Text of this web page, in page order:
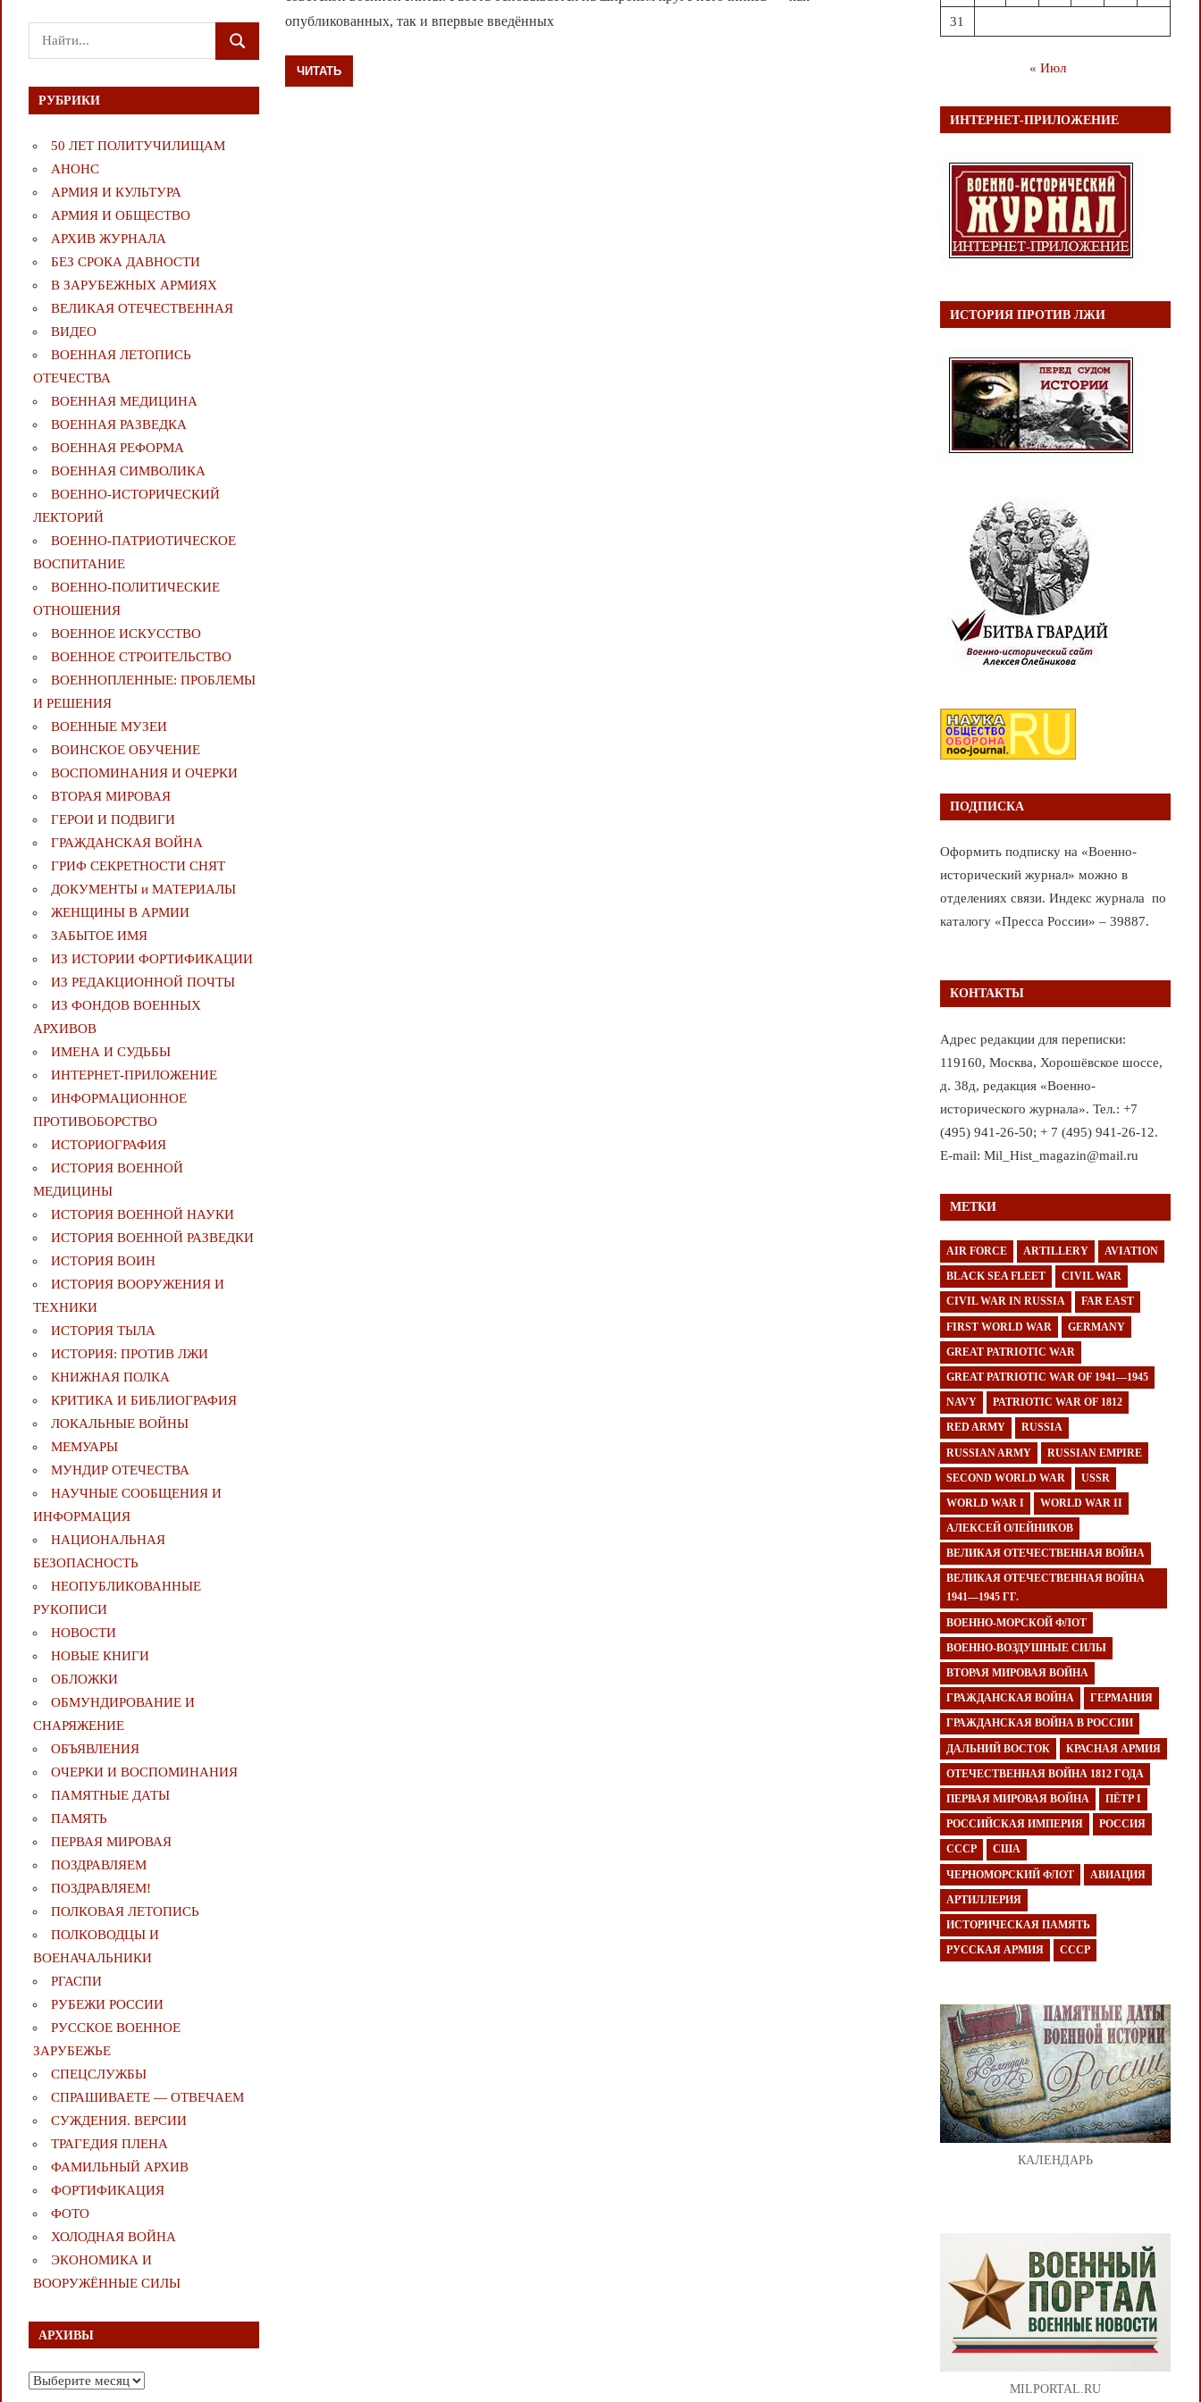
опубликованных, так и впервые введённых
ЧИТАТЬ
Поиск
для:
ПОИСК
РУБРИКИ
50 ЛЕТ ПОЛИТУЧИЛИЩАМ
АНОНС
АРМИЯ И КУЛЬТУРА
АРМИЯ И ОБЩЕСТВО
АРХИВ ЖУРНАЛА
БЕЗ СРОКА ДАВНОСТИ
В ЗАРУБЕЖНЫХ АРМИЯХ
ВЕЛИКАЯ ОТЕЧЕСТВЕННАЯ
ВИДЕО
ВОЕННАЯ ЛЕТОПИСЬ
ОТЕЧЕСТВА
ВОЕННАЯ МЕДИЦИНА
ВОЕННАЯ РАЗВЕДКА
ВОЕННАЯ РЕФОРМА
ВОЕННАЯ СИМВОЛИКА
ВОЕННО-ИСТОРИЧЕСКИЙ
ЛЕКТОРИЙ
ВОЕННО-ПАТРИОТИЧЕСКОЕ
ВОСПИТАНИЕ
ВОЕННО-ПОЛИТИЧЕСКИE
ОТНОШЕНИЯ
ВОЕННОЕ ИСКУССТВО
ВОЕННОЕ СТРОИТЕЛЬСТВО
ВОЕННОПЛЕННЫЕ: ПРОБЛЕМЫ
И РЕШЕНИЯ
ВОЕННЫЕ МУЗЕИ
ВОИНСКОЕ ОБУЧЕНИЕ
ВОСПОМИНАНИЯ И ОЧЕРКИ
ВТОРАЯ МИРОВАЯ
ГЕРОИ И ПОДВИГИ
ГРАЖДАНСКАЯ ВОЙНА
ГРИФ СЕКРЕТНОСТИ СНЯТ
ДОКУМЕНТЫ и МАТЕРИАЛЫ
ЖЕНЩИНЫ В АРМИИ
ЗАБЫТОЕ ИМЯ
ИЗ ИСТОРИИ ФОРТИФИКАЦИИ
ИЗ РЕДАКЦИОННОЙ ПОЧТЫ
ИЗ ФОНДОВ ВОЕННЫХ
АРХИВОВ
ИМЕНА И СУДЬБЫ
ИНТЕРНЕТ-ПРИЛОЖЕНИЕ
ИНФОРМАЦИОННОЕ
ПРОТИВОБОРСТВО
ИСТОРИОГРАФИЯ
ИСТОРИЯ ВОЕННОЙ
МЕДИЦИНЫ
ИСТОРИЯ ВОЕННОЙ НАУКИ
ИСТОРИЯ ВОЕННОЙ РАЗВЕДКИ
ИСТОРИЯ ВОИН
ИСТОРИЯ ВООРУЖЕНИЯ И
ТЕХНИКИ
ИСТОРИЯ ТЫЛА
ИСТОРИЯ: ПРОТИВ ЛЖИ
КНИЖНАЯ ПОЛКА
КРИТИКА И БИБЛИОГРАФИЯ
ЛОКАЛЬНЫЕ ВОЙНЫ
МЕМУАРЫ
МУНДИР ОТЕЧЕСТВА
НАУЧНЫЕ СООБЩЕНИЯ И
ИНФОРМАЦИЯ
НАЦИОНАЛЬНАЯ
БЕЗОПАСНОСТЬ
НЕОПУБЛИКОВАННЫЕ
РУКОПИСИ
НОВОСТИ
НОВЫЕ КНИГИ
ОБЛОЖКИ
ОБМУНДИРОВАНИЕ И
СНАРЯЖЕНИЕ
ОБЪЯВЛЕНИЯ
ОЧЕРКИ И ВОСПОМИНАНИЯ
ПАМЯТНЫЕ ДАТЫ
ПАМЯТЬ
ПЕРВАЯ МИРОВАЯ
ПОЗДРАВЛЯЕМ
ПОЗДРАВЛЯЕМ!
ПОЛКОВАЯ ЛЕТОПИСЬ
ПОЛКОВОДЦЫ И
ВОЕНАЧАЛЬНИКИ
РГАСПИ
РУБЕЖИ РОССИИ
РУССКОЕ ВОЕННОЕ
ЗАРУБЕЖЬЕ
СПЕЦСЛУЖБЫ
СПРАШИВАЕТЕ — ОТВЕЧАЕМ
СУЖДЕНИЯ. ВЕРСИИ
ТРАГЕДИЯ ПЛЕНА
ФАМИЛЬНЫЙ АРХИВ
ФОРТИФИКАЦИЯ
ФОТО
ХОЛОДНАЯ ВОЙНА
ЭКОНОМИКА И
ВООРУЖЁННЫЕ СИЛЫ
АРХИВЫ
Архивы
31
« Июл
ИНТЕРНЕТ-ПРИЛОЖЕНИЕ
ИСТОРИЯ ПРОТИВ ЛЖИ
ПОДПИСКА
Оформить подписку на «Военно-
исторический журнал» можно в
отделениях связи. Индекс журнала по
каталогу «Пресса России» – 39887.
КОНТАКТЫ
Адрес редакции для переписки:
119160, Москва, Хорошёвское шоссе,
д. 38д, редакция «Военно-
исторического журнала». Тел.: +7
(495) 941-26-50; + 7 (495) 941-26-12.
E-mail: Mil_Hist_magazin@mail.ru
МЕТКИ
AIR FORCE ARTILLERY AVIATION
BLACK SEA FLEET CIVIL WAR
CIVIL WAR IN RUSSIA FAR EAST
FIRST WORLD WAR GERMANY
GREAT PATRIOTIC WAR
GREAT PATRIOTIC WAR OF 1941—1945
NAVY PATRIOTIC WAR OF 1812
RED ARMY RUSSIA
RUSSIAN ARMY RUSSIAN EMPIRE
SECOND WORLD WAR USSR
WORLD WAR I WORLD WAR II
АЛЕКСЕЙ ОЛЕЙНИКОВ
ВЕЛИКАЯ ОТЕЧЕСТВЕННАЯ ВОЙНА
ВЕЛИКАЯ ОТЕЧЕСТВЕННАЯ ВОЙНА
1941—1945 ГГ.
ВОЕННО-МОРСКОЙ ФЛОТ
ВОЕННО-ВОЗДУШНЫЕ СИЛЫ
ВТОРАЯ МИРОВАЯ ВОЙНА
ГРАЖДАНСКАЯ ВОЙНА ГЕРМАНИЯ
ГРАЖДАНСКАЯ ВОЙНА В РОССИИ
ДАЛЬНИЙ ВОСТОК КРАСНАЯ АРМИЯ
ОТЕЧЕСТВЕННАЯ ВОЙНА 1812 ГОДА
ПЕРВАЯ МИРОВАЯ ВОЙНА ПЁТР I
РОССИЙСКАЯ ИМПЕРИЯ РОССИЯ
СССР США
ЧЕРНОМОРСКИЙ ФЛОТ АВИАЦИЯ
АРТИЛЛЕРИЯ
ИСТОРИЧЕСКАЯ ПАМЯТЬ
РУССКАЯ АРМИЯ СССР
КАЛЕНДАРЬ
MILPORTAL.RU